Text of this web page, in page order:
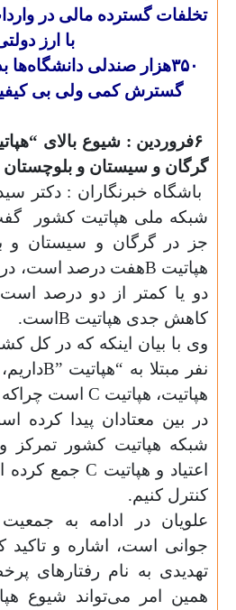
تخلفات گسترده مالی در
با ارز
۳۵۰هزار صندلی
گسترش کمی ولی بی
۶فروردین : شیوع بالای
گرگان و سیستان و بلوچستان
باشگاه خبرنگاران : دکتر
شبکه ملی هپاتیت کشور
جز در گرگان و سیستان و
هپاتیت Bهفت درصد است، در
دو یا کمتر از دو درصد
کاهش جدی هپاتیت Bاست.
نفر مبتلا به “هپاتیت B”
هپاتیت، هپاتیت C است چراکه
در بین معتادان پیدا کرده
شبکه هپاتیت کشور تمرکز
اعتیاد و هپاتیت C جمع کرده
کنترل کنیم.
علویان در ادامه به
جوانی است، اشاره و تاکید
تهدیدی به نام رفتارهای
همین امر می‌تواند شیوع